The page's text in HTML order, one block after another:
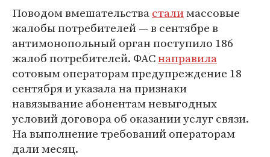
Поводом вмешательствасталимассовые
жалобы потребителей — в сентябре в
антимонопольный орган поступило 186
жалоб потребителей. ФАСнаправила
сотовым операторам предупреждение 18
сентября и указала на признаки
навязывание абонентам невыгодных
условий договора об оказании услуг связи.
На выполнение требований операторам
дали месяц.